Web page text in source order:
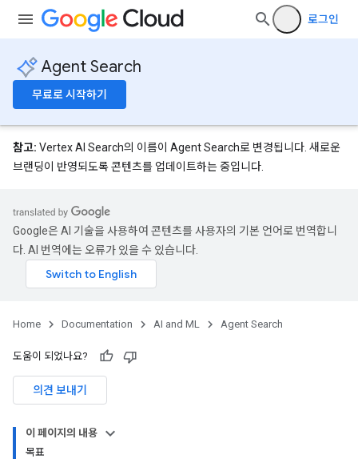
로그인
Agent Search
무료로 시작하기
참고: Vertex AI Search의 이름이 Agent Search로 변경됩니다. 새로운
브랜딩이 반영되도록 콘텐츠를 업데이트하는 중입니다.
Google은 AI 기술을 사용하여 콘텐츠를 사용자의 기본 언어로 번역합니
다. AI 번역에는 오류가 있을 수 있습니다.
Home Documentation AI and ML Agent Search
도움이 되었나요?
의견 보내기
이 페이지의 내용
목표